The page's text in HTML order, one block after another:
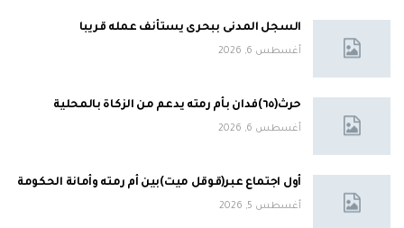
السجل المدنى ببحرى يستأنف عمله قريبا
أغسطس 6, 2026
حرث(٦٥)فدان بأم رمته يدعم من الزكاة بالمحلية
أغسطس 6, 2026
أول اجتماع عبر(قوقل ميت)بين أم رمته وأمانة الحكومة
أغسطس 5, 2026